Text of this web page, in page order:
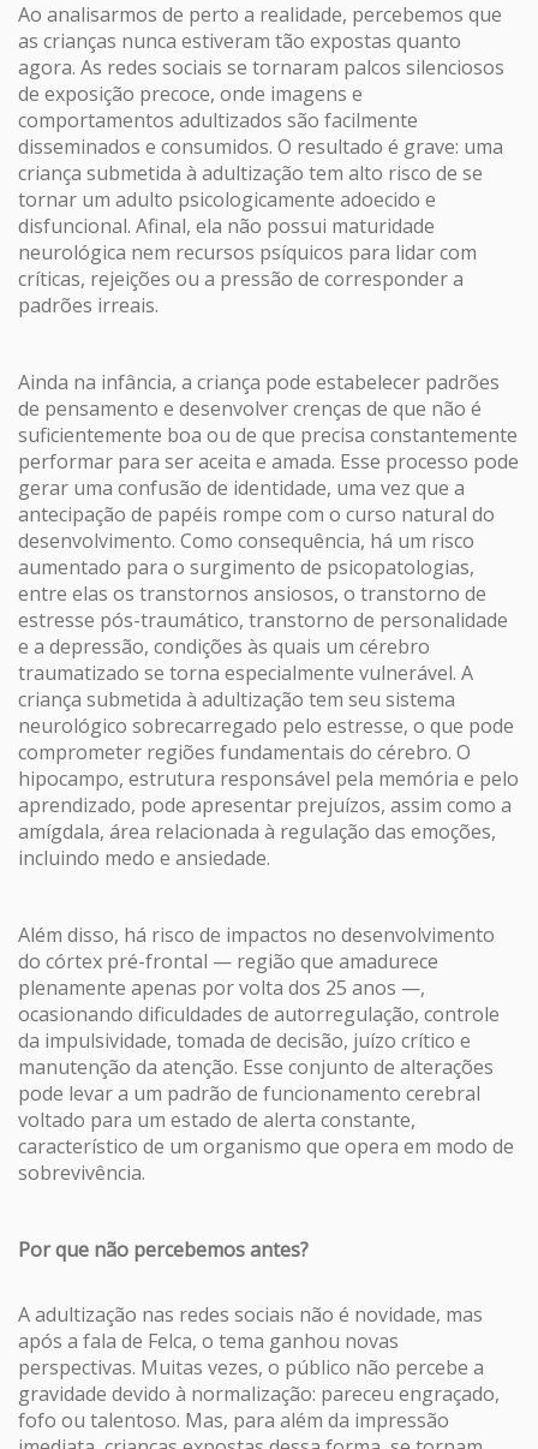
Ao analisarmos de perto a realidade, percebemos que
as crianças nunca estiveram tão expostas quanto
agora. As redes sociais se tornaram palcos silenciosos
de exposição precoce, onde imagens e
comportamentos adultizados são facilmente
disseminados e consumidos. O resultado é grave: uma
criança submetida à adultização tem alto risco de se
tornar um adulto psicologicamente adoecido e
disfuncional. Afinal, ela não possui maturidade
neurológica nem recursos psíquicos para lidar com
críticas, rejeições ou a pressão de corresponder a
padrões irreais.
Ainda na infância, a criança pode estabelecer padrões
de pensamento e desenvolver crenças de que não é
suficientemente boa ou de que precisa constantemente
performar para ser aceita e amada. Esse processo pode
gerar uma confusão de identidade, uma vez que a
antecipação de papéis rompe com o curso natural do
desenvolvimento. Como consequência, há um risco
aumentado para o surgimento de psicopatologias,
entre elas os transtornos ansiosos, o transtorno de
estresse pós-traumático, transtorno de personalidade
e a depressão, condições às quais um cérebro
traumatizado se torna especialmente vulnerável. A
criança submetida à adultização tem seu sistema
neurológico sobrecarregado pelo estresse, o que pode
comprometer regiões fundamentais do cérebro. O
hipocampo, estrutura responsável pela memória e pelo
aprendizado, pode apresentar prejuízos, assim como a
amígdala, área relacionada à regulação das emoções,
incluindo medo e ansiedade.
Além disso, há risco de impactos no desenvolvimento
do córtex pré-frontal — região que amadurece
plenamente apenas por volta dos 25 anos —,
ocasionando dificuldades de autorregulação, controle
da impulsividade, tomada de decisão, juízo crítico e
manutenção da atenção. Esse conjunto de alterações
pode levar a um padrão de funcionamento cerebral
voltado para um estado de alerta constante,
característico de um organismo que opera em modo de
sobrevivência.
Por que não percebemos antes?
A adultização nas redes sociais não é novidade, mas
após a fala de Felca, o tema ganhou novas
perspectivas. Muitas vezes, o público não percebe a
gravidade devido à normalização: pareceu engraçado,
fofo ou talentoso. Mas, para além da impressão